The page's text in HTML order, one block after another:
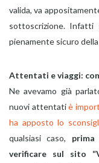
valida, va
sottoscrizione. Infatti
pienamente sicuro
Attentati e viaggi:
Ne avevamo già
nuovi attentatiè
ha apposto lo
qualsiasi caso,
verificare sul sito